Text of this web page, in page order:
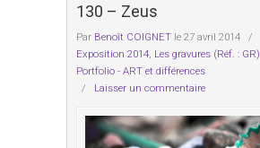
130 – Zeus
Par Benoît COIGNET le 27 avril 2014
/
Exposition 2014, Les gravures (Réf. : GR)
Portfolio - ART et différences
/ Laisser un commentaire